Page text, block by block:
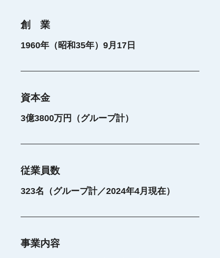
創 業
1960年（昭和35年）9月17日
資本金
3億3800万円（グループ計）
従業員数
323名（グループ計／2024年4月現在）
事業内容